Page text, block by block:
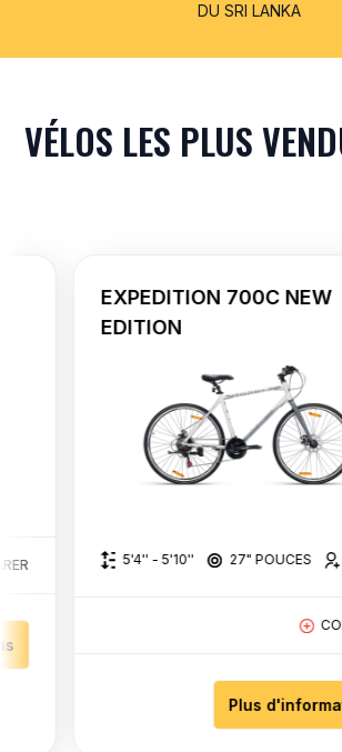
DU SRI LANKA
VÉLOS LES PLUS
EXPEDITION 700C NEW
EDITION
5'4'' - 5'10'' 27" POUCES
Plus